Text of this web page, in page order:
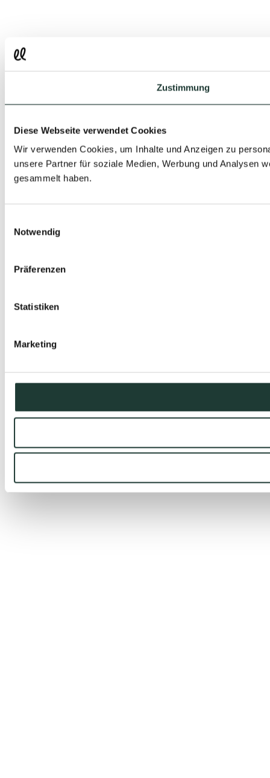
Zustimmung
Diese Webseite verwendet Cookies
Wir verwenden Cookies, um Inhalte und Anzeigen zu
unsere Partner für soziale Medien, Werbung und Analysen
gesammelt haben.
Notwendig
Präferenzen
Statistiken
Marketing